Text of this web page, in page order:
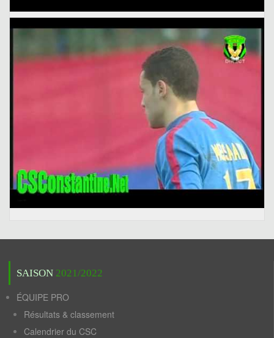
SAISON 2021/2022
ÉQUIPE PRO
Résultats & classement
Calendrier du CSC